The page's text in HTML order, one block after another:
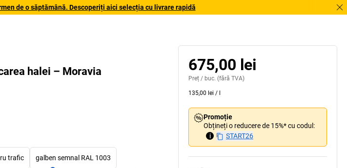
de o săptămână. Descoperiți aici selecția cu livrare rapidă
halei – Moravia
trafic galben semnal RAL 1003
675,00 lei
Preț / buc. (fără TVA)
135,00 lei /
Promoție
Obțineți o reducere de 15%* cu codul:
i
START26